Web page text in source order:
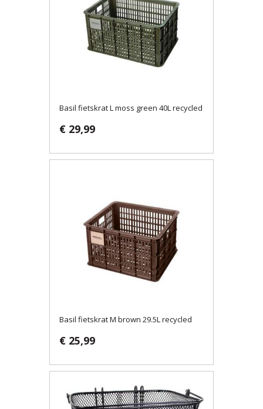
Basil fietskrat L moss green 40L recycled
€ 29,99
Basil fietskrat M brown 29.5L recycled
€ 25,99